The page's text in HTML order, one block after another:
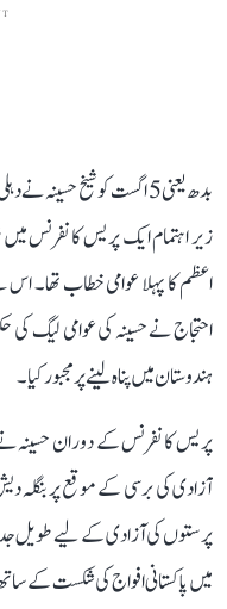
بدھ یعنی 5 اگست کو شیخ
زیر اہتمام ایک پریس کانفرنس
احتجاج نے حسینہ کی عوامی لیگ
ہندوستان میں پناہ لینے پر مجبور کیا۔
آزادی کی برسی کے موقع پر بنگلہ
پرستوں کی آزادی کے لیے طویل
میں پاکستانی افواج کی شکست کے